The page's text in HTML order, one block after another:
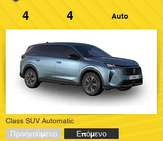
4 4 Auto
Class SUV Automatic
Προηγούμενο Επόμενο